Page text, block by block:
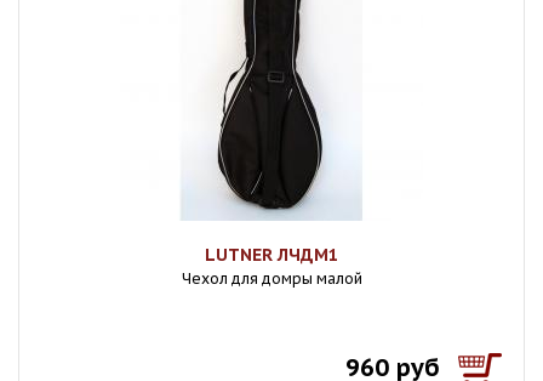
LUTNER ЛЧДМ1
Чехол для домры малой
960 руб